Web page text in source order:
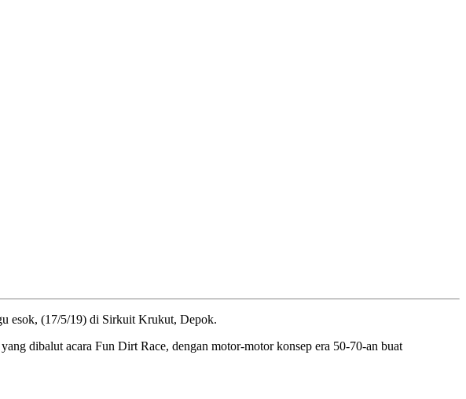
esok, (17/5/19) di Sirkuit Krukut, Depok.
dibalut acara Fun Dirt Race, dengan motor-motor konsep era 50-70-an buat